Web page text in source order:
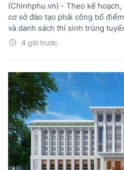
4 giờ trước
(Chinhphu.vn) - Theo kế
cơ sở đào tạo phải công bố
và danh sách thí sinh trúng